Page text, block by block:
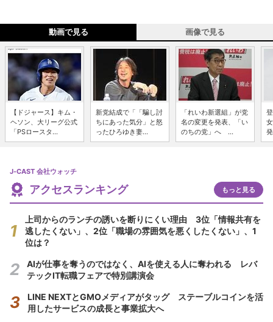
動画で見る 画像で見る
【ドジャース】キム・
ヘソン、大リーグ公式
「PSロースタ...
新党結成で「「騙し討
ちにあった気分」と怒
ったひろゆき妻...
「れいわ新選組」が党
名の変更を発表、「い
のちの党」へ ...
J-CAST 会社ウォッチ
アクセスランキング もっと見る
上司からのランチの誘いを断りにくい理由 3位「情報共有を
逃したくない」、2位「職場の雰囲気を悪くしたくない」、1
位は？
AIが仕事を奪うのではなく、AIを使える人に奪われる レバ
テックIT転職フェアで特別講演会
LINE NEXTとGMOメディアがタッグ ステーブルコインを活
用したサービスの成長と事業拡大へ